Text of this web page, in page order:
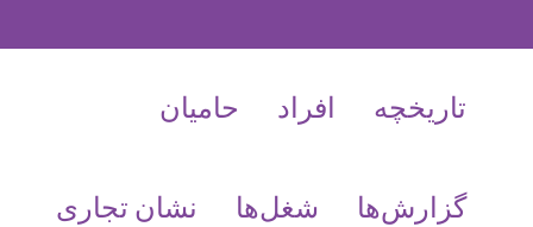
تاریخچه افراد حامیان
گزارش‌ها شغل‌ها نشان تجاری